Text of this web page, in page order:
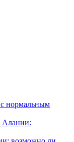
нормальным
Алании: